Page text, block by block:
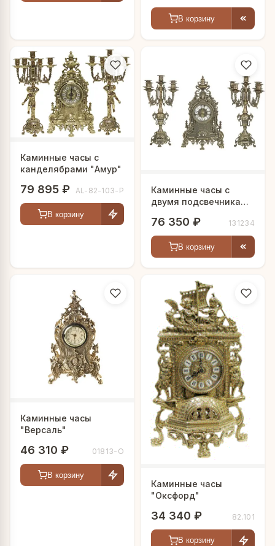
В корзину
Каминные часы с
канделябрами "Амур"
79 895 ₽ AL-82-103-P
В корзину
Каминные часы с
двумя подсвечниками
76 350 ₽ 131234
В корзину
Каминные часы
"Версаль"
46 310 ₽ 01813-О
В корзину
Каминные часы
"Оксфорд"
34 340 ₽ 82.101
В корзину